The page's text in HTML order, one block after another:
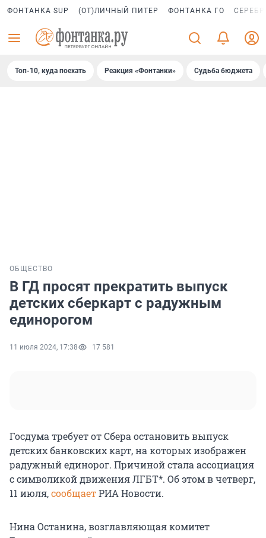
ФОНТАНКА SUP (ОТ)ЛИЧНЫЙ ПИТЕР ФОНТАНКА ГО
Топ-10, куда поехать Реакция «Фонтанки» Судьба бюджета
ОБЩЕСТВО
В ГД просят прекратить выпуск
детских сберкарт с радужным
единорогом
11 июля 2024, 17:38 17 581
Госдума требует от Сбера остановить выпуск
детских банковских карт, на которых изображен
радужный единорог. Причиной стала ассоциация
с символикой движения ЛГБТ*. Об этом в четверг,
11 июля,сообщаетРИА Новости.
Нина Останина, возглавляющая комитет